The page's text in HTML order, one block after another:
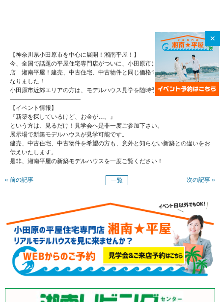
【神奈川県小田原市を中心に展開！湘南平屋！】
今、全国で話題の平屋住宅専門店がついに、小田原市に上陸！平屋住宅専門
店 湘南平屋！建売、中古住宅、中古物件と同じ価格で新築が買える時代に
なりました！
小田原市近郊エリアの方は、モデルハウス見学を随時予約受付中です！
————————————
【イベント情報】
『新築を探しているけど、お金が…。』
という方は、見るだけ！見学会へ是非一度ご参加下さい。
展示場で新築モデルハウスが見学可能です。
建売、中古住宅、中古物件を希望の方も、意外と知らない新築との違いをお
伝えいたします。
是非、湘南平屋の新築モデルハウスを一度ご覧ください！
« 前の記事 一覧 次の記事 »
✕